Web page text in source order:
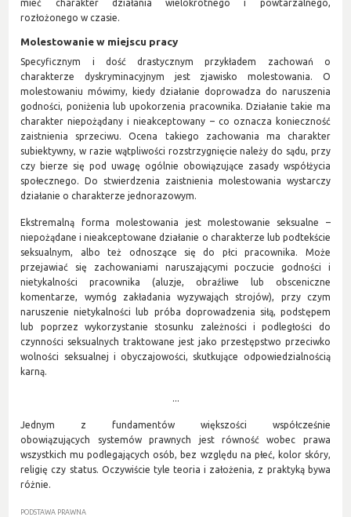
mieć charakter działania wielokrotnego i powtarzalnego,
rozłożonego w czasie.
Molestowanie w miejscu pracy
Specyficznym i dość drastycznym przykładem zachowań o
charakterze dyskryminacyjnym jest zjawisko molestowania. O
molestowaniu mówimy, kiedy działanie doprowadza do naruszenia
godności, poniżenia lub upokorzenia pracownika. Działanie takie ma
charakter niepożądany i nieakceptowany – co oznacza konieczność
zaistnienia sprzeciwu. Ocena takiego zachowania ma charakter
subiektywny, w razie wątpliwości rozstrzygnięcie należy do sądu, przy
czy bierze się pod uwagę ogólnie obowiązujące zasady współżycia
społecznego. Do stwierdzenia zaistnienia molestowania wystarczy
działanie o charakterze jednorazowym.
Ekstremalną forma molestowania jest molestowanie seksualne –
niepożądane i nieakceptowane działanie o charakterze lub podtekście
seksualnym, albo też odnoszące się do płci pracownika. Może
przejawiać się zachowaniami naruszającymi poczucie godności i
nietykalności pracownika (aluzje, obraźliwe lub obsceniczne
komentarze, wymóg zakładania wyzywająch strojów), przy czym
naruszenie nietykalności lub próba doprowadzenia siłą, podstępem
lub poprzez wykorzystanie stosunku zależności i podległości do
czynności seksualnych traktowane jest jako przestępstwo przeciwko
wolności seksualnej i obyczajowości, skutkujące odpowiedzialnością
karną.
...
Jednym z fundamentów większości współcześnie
obowiązujących systemów prawnych jest równość wobec prawa
wszystkich mu podlegających osób, bez względu na płeć, kolor skóry,
religię czy status. Oczywiście tyle teoria i założenia, z praktyką bywa
różnie.
PODSTAWA PRAWNA